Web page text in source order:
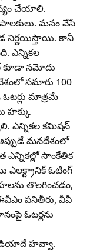
చేయాలి.
మనం వేసే
నిర్ణయిస్తాయి. కానీ
ఎన్నికల
కూడా నమోదు
సమారు 100
ఓటర్లు మాత్రమే
హక్కు
ఎన్నికల కమిషన్‌
అప్పుడే మనదేశంలో
ఎన్నికల్లో సాంకేతిక
ఓటింగ్‌
తొలగించడం,
పనితీరు, వీవీ
ఓటర్లను
హవ్వా.